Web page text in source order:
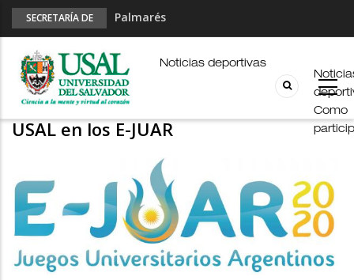
SECRETARÍA DE
Palmarés
Esports en pandemia
USAL en los E-JUAR
JUAR
Fútbol Online
Como
Noticias deportivas
ESPORTS
USAL en los E-JUAR